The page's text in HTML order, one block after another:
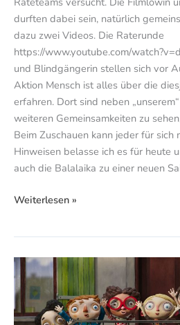
durften dabei sein, natürlich
dazu zwei Videos. Die Raterunde
https://www.youtube.com/
und Blindgängerin stellen sich vor
Aktion Mensch ist alles über die
erfahren. Dort sind neben
weiteren Gemeinsamkeiten zu
Beim Zuschauen kann jeder für sich
Hinweisen belasse ich es für heute
auch die Balalaika zu einer neuen
Weiterlesen »
Mein
Leben
als
Zucchini